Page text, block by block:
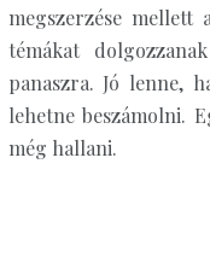
megszerzése
témákat
panaszra. Jó lenne,
lehetne beszámolni.
még hallani.